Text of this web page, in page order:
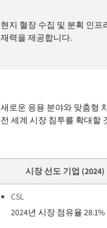
현지 혈장 수집 및 분획 인프
재력을 제공합니다.
새로운 응용 분야와 맞춤형
전 세계 시장 침투를 확대할
시장 선도 기업 (2024)
CSL
2024년 시장 점유율 28.1%